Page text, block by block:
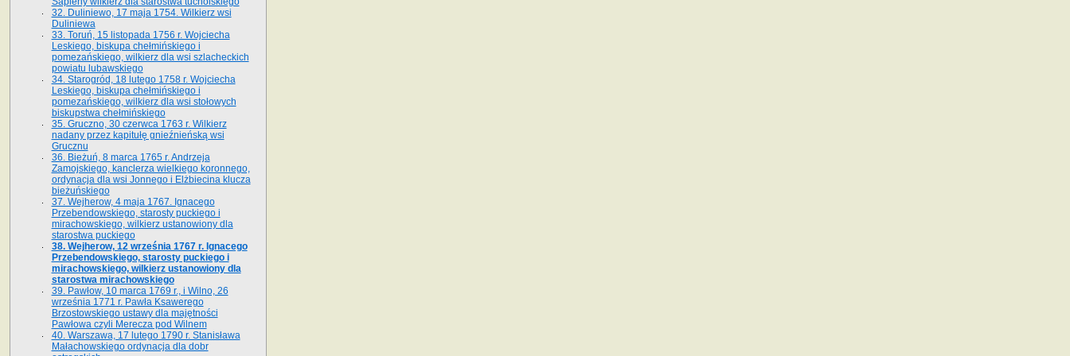
32. Duliniewo, 17 maja 1754. Wilkierz wsi
Duliniewa
33. Toruń, 15 listopada 1756 r. Wojciecha
Leskiego, biskupa chełmińskiego i
pomezańskiego, wilkierz dla wsi szlacheckich
powiatu lubawskiego
34. Starogród, 18 lutego 1758 r. Wojciecha
Leskiego, biskupa chełmińskiego i
pomezańskiego, wilkierz dla wsi stołowych
biskupstwa chełmińskiego
35. Gruczno, 30 czerwca 1763 r. Wilkierz
nadany przez kapitułę gnieźnieńską wsi
Grucznu
36. Bieżuń, 8 marca 1765 r. Andrzeja
Zamojskiego, kanclerza wielkiego koronnego,
ordynacja dla wsi Jonnego i Elżbiecina klucza
bieżuńskiego
37. Wejherow, 4 maja 1767. Ignacego
Przebendowskiego, starosty puckiego i
mirachowskiego, wilkierz ustanowiony dla
starostwa puckiego
38. Wejherow, 12 września 1767 r. Ignacego
Przebendowskiego, starosty puckiego i
mirachowskiego, wilkierz ustanowiony dla
starostwa mirachowskiego
39. Pawłow, 10 marca 1769 r., i Wilno, 26
września 1771 r. Pawła Ksawerego
Brzostowskiego ustawy dla majętności
Pawłowa czyli Merecza pod Wilnem
40. Warszawa, 17 lutego 1790 r. Stanisława
Małachowskiego ordynacja dla dobr